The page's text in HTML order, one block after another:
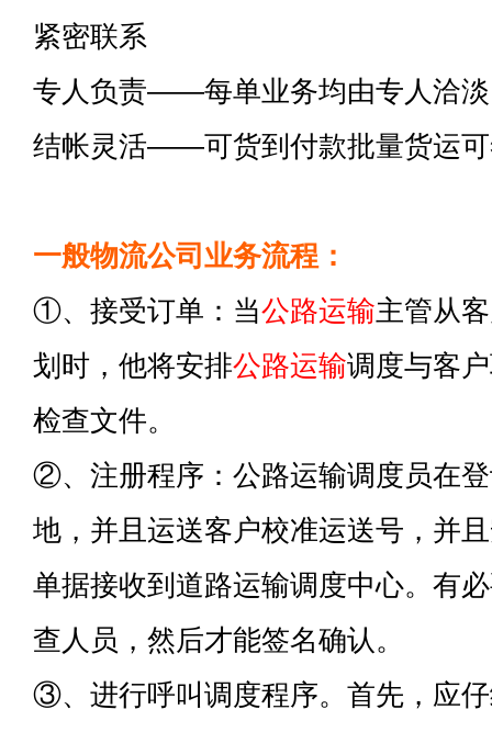
紧密联系
专人负责——每单业务均由专人洽
结帐灵活——可货到付款批量货运
一般物流公司业务流程：
①、接受订单：当公路运输主管从
划时，他将安排公路运输调度与客
检查文件。
②、注册程序：公路运输调度员在
地，并且运送客户校准运送号，并
单据接收到道路运输调度中心。有
查人员，然后才能签名确认。
③、进行呼叫调度程序。首先，应